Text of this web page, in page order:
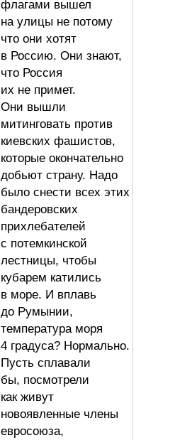
флагами вышел
на улицы не потому
что они хотят
в Россию. Они знают,
что Россия
их не примет.
Они вышли
митинговать против
киевских фашистов,
которые окончательно
добьют страну. Надо
было снести всех этих
бандеровских
прихлебателей
с потемкинской
лестницы, чтобы
кубарем катились
в море. И вплавь
до Румынии,
температура моря
4 градуса? Нормально.
Пусть сплавали
бы, посмотрели
как живут
новоявленные члены
евросоюза,